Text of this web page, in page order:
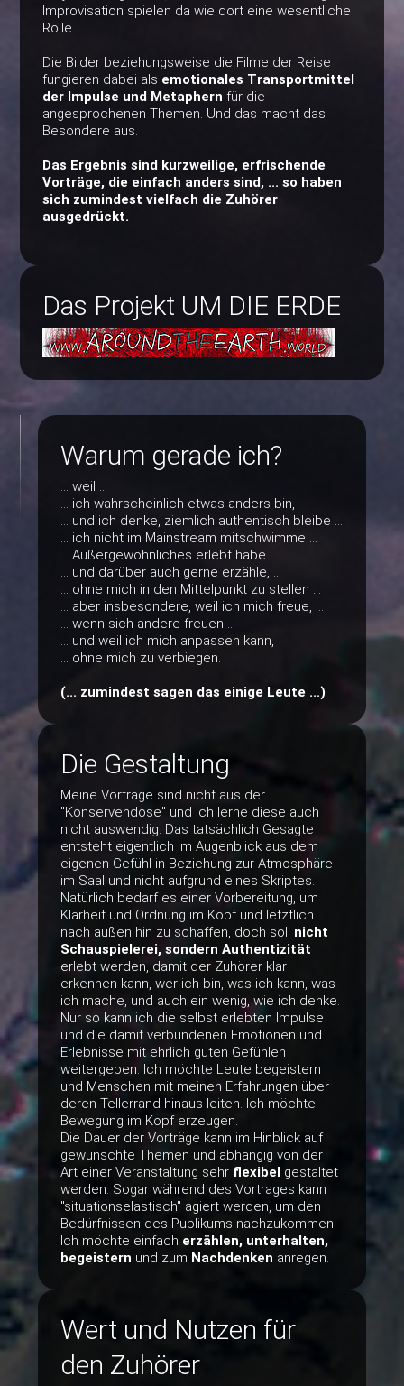
Improvisation spielen da wie dort eine wesentliche
Rolle.
Die Bilder beziehungsweise die Filme der Reise
fungieren dabei als emotionales Transportmittel
der Impulse und Metaphern für die
angesprochenen Themen. Und das macht das
Besondere aus.
Das Ergebnis sind kurzweilige, erfrischende
Vorträge, die einfach anders sind, ... so haben
sich zumindest vielfach die Zuhörer
ausgedrückt.
Das Projekt UM DIE ERDE
Warum gerade ich?
... weil ...
... ich wahrscheinlich etwas anders bin,
... und ich denke, ziemlich authentisch bleibe ...
... ich nicht im Mainstream mitschwimme ...
... Außergewöhnliches erlebt habe ...
... und darüber auch gerne erzähle, ...
... ohne mich in den Mittelpunkt zu stellen ...
... aber insbesondere, weil ich mich freue, ...
... wenn sich andere freuen ...
... und weil ich mich anpassen kann,
... ohne mich zu verbiegen.
(... zumindest sagen das einige Leute ...)
Die Gestaltung
Meine Vorträge sind nicht aus der
"Konservendose" und ich lerne diese auch
nicht auswendig. Das tatsächlich Gesagte
entsteht eigentlich im Augenblick aus dem
eigenen Gefühl in Beziehung zur Atmosphäre
im Saal und nicht aufgrund eines Skriptes.
Natürlich bedarf es einer Vorbereitung, um
Klarheit und Ordnung im Kopf und letztlich
nach außen hin zu schaffen, doch soll nicht
Schauspielerei, sondern Authentizität
erlebt werden, damit der Zuhörer klar
erkennen kann, wer ich bin, was ich kann, was
ich mache, und auch ein wenig, wie ich denke.
Nur so kann ich die selbst erlebten Impulse
und die damit verbundenen Emotionen und
Erlebnisse mit ehrlich guten Gefühlen
weitergeben. Ich möchte Leute begeistern
und Menschen mit meinen Erfahrungen über
deren Tellerrand hinaus leiten. Ich möchte
Bewegung im Kopf erzeugen.
Die Dauer der Vorträge kann im Hinblick auf
gewünschte Themen und abhängig von der
Art einer Veranstaltung sehr flexibel gestaltet
werden. Sogar während des Vortrages kann
"situationselastisch" agiert werden, um den
Bedürfnissen des Publikums nachzukommen.
Ich möchte einfach erzählen, unterhalten,
begeistern und zum Nachdenken anregen.
Wert und Nutzen für
den Zuhörer